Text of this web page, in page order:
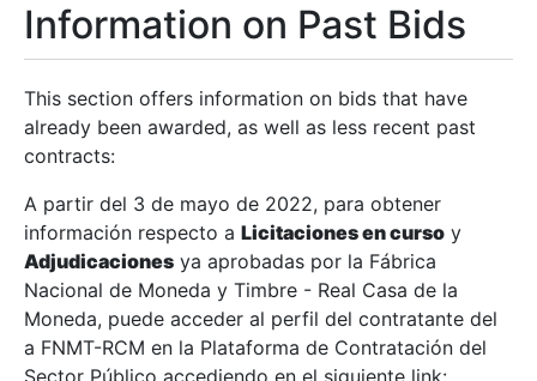
Show/Hide
Show/Hide
Information on Past Bids
This section offers information on bids that have
already been awarded, as well as less recent past
contracts:
A partir del 3 de mayo de 2022, para obtener
información respecto a Licitaciones en curso y
Adjudicaciones ya aprobadas por la Fábrica
Nacional de Moneda y Timbre - Real Casa de la
Moneda, puede acceder al perfil del contratante del
a FNMT-RCM en la Plataforma de Contratación del
Sector Público accediendo en el siguiente link: